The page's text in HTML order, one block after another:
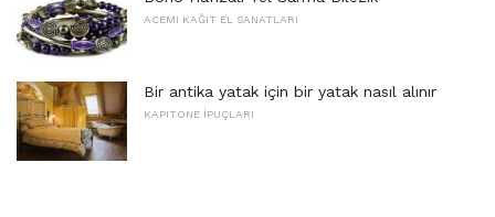
ACEMI KAĞIT EL SANATLARI
Bir antika yatak için bir yatak nasıl alınır
KAPITONE İPUÇLARI